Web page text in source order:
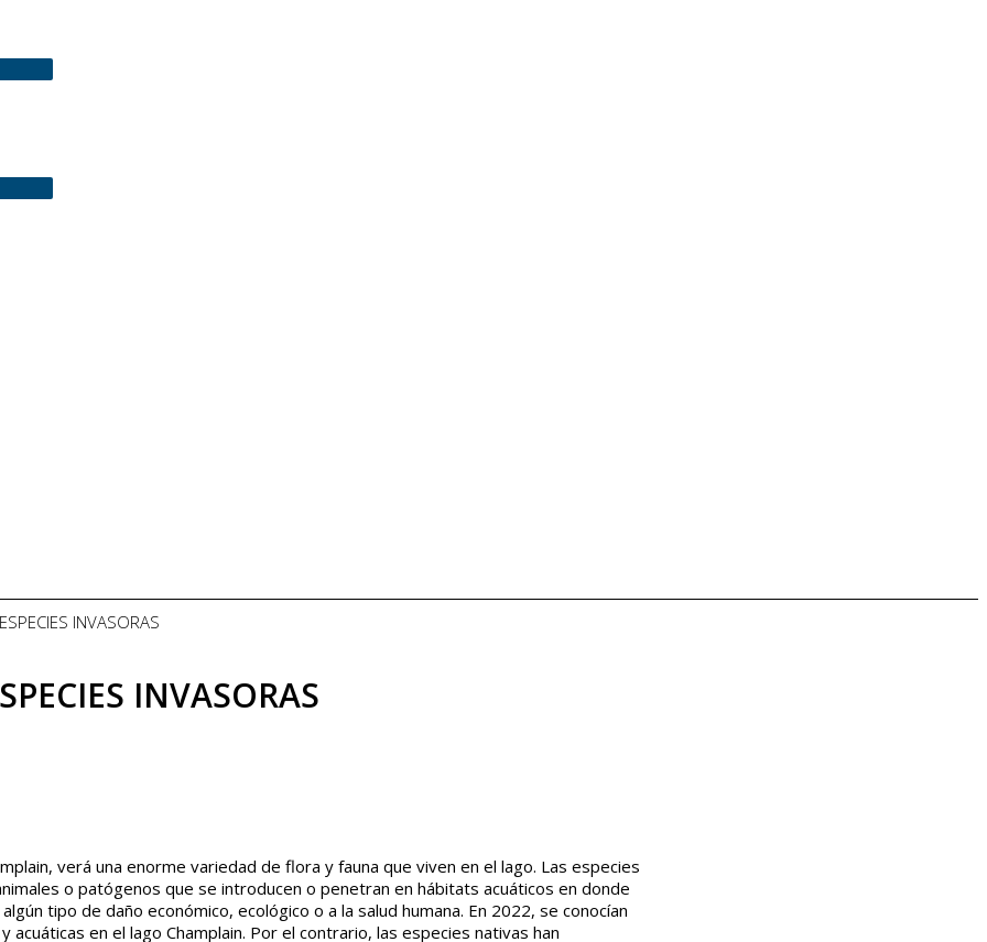
INVASORAS
INVASORAS
verá una enorme variedad de flora y fauna que viven en el lago. Las especies
o patógenos que se introducen o penetran en hábitats acuáticos en donde
tipo de daño económico, ecológico o a la salud humana. En 2022, se conocían
acuáticas en el lago Champlain. Por el contrario, las especies nativas han